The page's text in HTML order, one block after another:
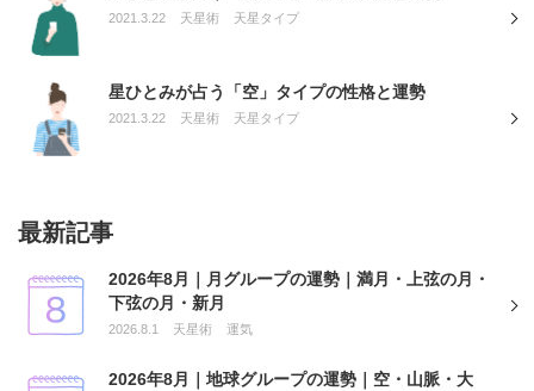
2021.3.22 天星術 天星タイプ
星ひとみが占う「空」タイプの性格と運勢
2021.3.22 天星術 天星タイプ
最新記事
2026年8月｜月グループの運勢｜満月・上弦の月・
下弦の月・新月
2026.8.1 天星術 運気
2026年8月｜地球グループの運勢｜空・山脈・大